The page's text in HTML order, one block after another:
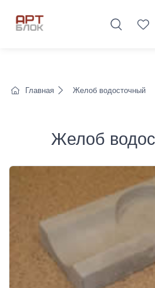
Главная Желоб водосточный
Желоб